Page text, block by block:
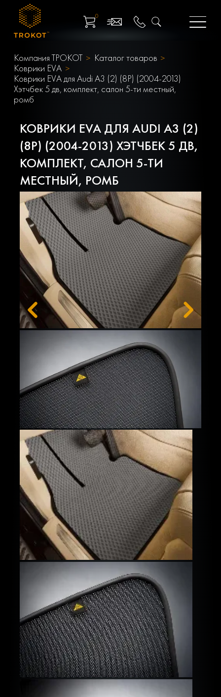
0
Компания ТРОКОТ
Каталог товаров
Коврики EVA
Коврики EVA для Audi A3 (2) (8P) (2004-2013)
Хэтчбек 5 дв, комплект, салон 5-ти местный,
ромб
КОВРИКИ EVA ДЛЯ AUDI A3 (2)
(8P) (2004-2013) ХЭТЧБЕК 5 ДВ,
КОМПЛЕКТ, САЛОН 5-ТИ
МЕСТНЫЙ, РОМБ